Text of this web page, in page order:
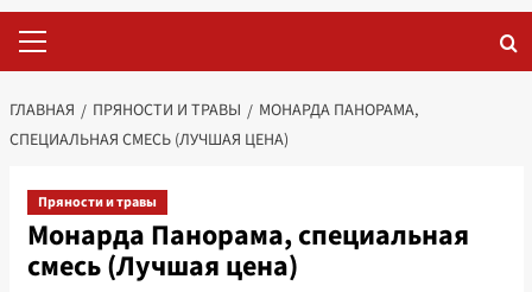
меню
ГЛАВНАЯ ПРЯНОСТИ И ТРАВЫ
МОНАРДА ПАНОРАМА,
СПЕЦИАЛЬНАЯ СМЕСЬ (ЛУЧШАЯ ЦЕНА)
Пряности и травы
Монарда Панорама, специальная
смесь (Лучшая цена)